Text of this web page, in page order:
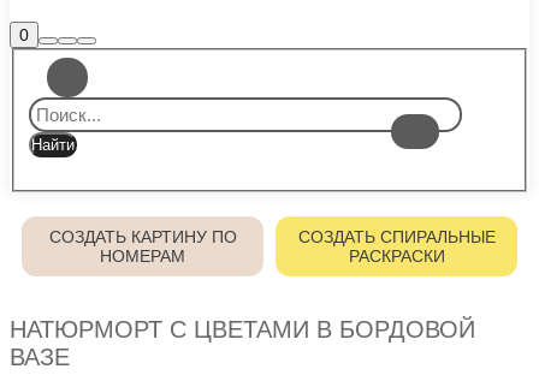
0Боковая
панель
магазина
Найти
Больше
информации
Главное
меню
СОЗДАТЬ КАРТИНУ ПО
НОМЕРАМ
СОЗДАТЬ СПИРАЛЬНЫЕ
РАСКРАСКИ
НАТЮРМОРТ С ЦВЕТАМИ В БОРДОВОЙ
ВАЗЕ